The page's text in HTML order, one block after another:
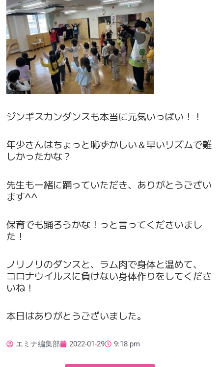
ジンギスカンダンスも本当に元気いっぱい！！
年少さんはちょっと恥ずかしい＆早いリズムで難
しかったかな？
先生も一緒に踊っていただき、ありがとうござい
ます^^
保育でも踊ろうかな！っと言ってくださいまし
た！
ノリノリのダンスと、ラム肉で身体と温めて、
コロナウイルスに負けない身体作りをしてくださ
いね！
本日はありがとうございました。
エミナ編集部 2022-01-29 9:18 pm